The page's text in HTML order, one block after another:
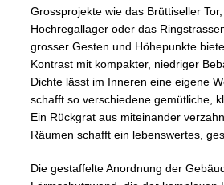
Grossprojekte wie das Brüttiseller
Hochregallager oder das
grosser Gesten und Höhepunkte
Kontrast mit kompakter, niedriger
Dichte lässt im Inneren eine eigene
schafft so verschiedene gemütliche,
Ein Rückgrat aus miteinander
Räumen schafft ein lebenswertes,
Die gestaffelte Anordnung der